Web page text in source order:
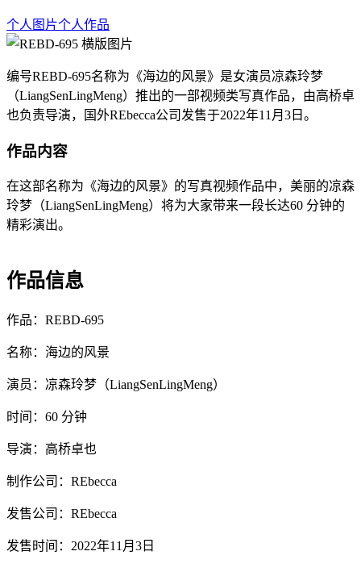
个人图片个人作品
编号REBD-695名称为《海边的风景》是女演员凉森玲梦
（LiangSenLingMeng）推出的一部视频类写真作品，由高桥卓
也负责导演，国外REbecca公司发售于2022年11月3日。
作品内容
在这部名称为《海边的风景》的写真视频作品中，美丽的凉森
玲梦（LiangSenLingMeng）将为大家带来一段长达60 分钟的
精彩演出。
作品信息
作品：REBD-695
名称：海边的风景
演员：凉森玲梦（LiangSenLingMeng）
时间：60 分钟
导演：高桥卓也
制作公司：REbecca
发售公司：REbecca
发售时间：2022年11月3日